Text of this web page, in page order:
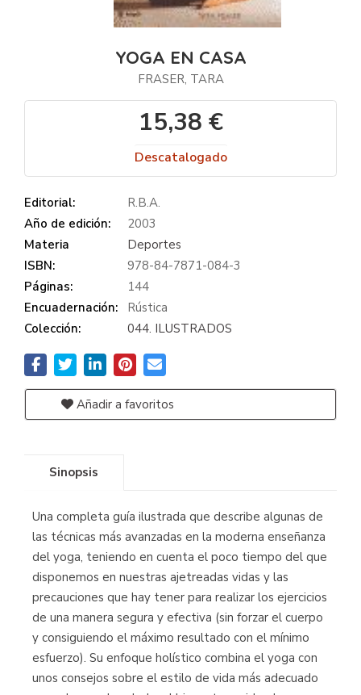
YOGA EN CASA
FRASER, TARA
15,38 €
Descatalogado
Editorial:
R.B.A.
Año de edición:
2003
Materia
Deportes
ISBN:
978-84-7871-084-3
Páginas:
144
Encuadernación:
Rústica
Colección:
044. ILUSTRADOS
Añadir a favoritos
Sinopsis
Una completa guía ilustrada que describe algunas de
las técnicas más avanzadas en la moderna enseñanza
del yoga, teniendo en cuenta el poco tiempo del que
disponemos en nuestras ajetreadas vidas y las
precauciones que hay tener para realizar los ejercicios
de una manera segura y efectiva (sin forzar el cuerpo
y consiguiendo el máximo resultado con el mínimo
esfuerzo). Su enfoque holístico combina el yoga con
unos consejos sobre el estilo de vida más adecuado